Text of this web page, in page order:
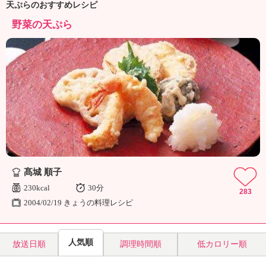
ョ
ナ
ル
「
み
ん
な
の
ょ
理
天ぷらのおすすめレシピ
野菜の天ぷら
髙城 順子
230kcal
30分
2004/02/19 きょうの料理レシピ
283
放送日順 人気順 調理時間順 低カロリー順